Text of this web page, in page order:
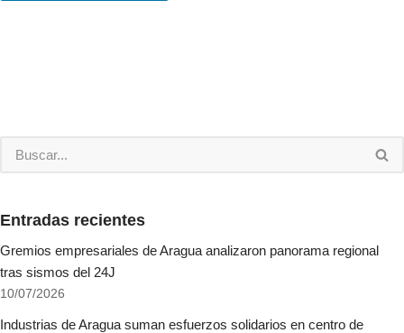
Entradas recientes
Gremios empresariales de Aragua analizaron panorama regional
tras sismos del 24J
10/07/2026
Industrias de Aragua suman esfuerzos solidarios en centro de